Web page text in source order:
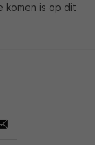
komen is op dit